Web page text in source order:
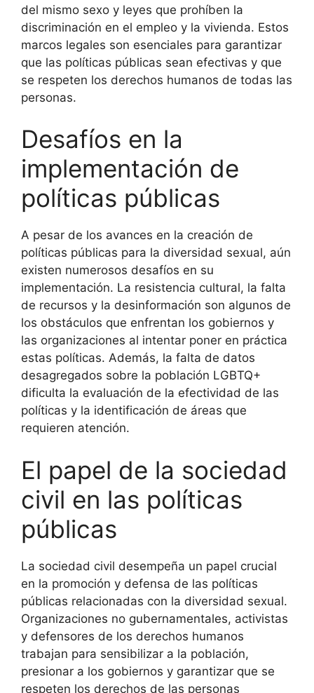
del mismo sexo y leyes que prohíben la
discriminación en el empleo y la vivienda. Estos
marcos legales son esenciales para garantizar
que las políticas públicas sean efectivas y que
se respeten los derechos humanos de todas las
personas.
Desafíos en la
implementación de
políticas públicas
A pesar de los avances en la creación de
políticas públicas para la diversidad sexual, aún
existen numerosos desafíos en su
implementación. La resistencia cultural, la falta
de recursos y la desinformación son algunos de
los obstáculos que enfrentan los gobiernos y
las organizaciones al intentar poner en práctica
estas políticas. Además, la falta de datos
desagregados sobre la población LGBTQ+
dificulta la evaluación de la efectividad de las
políticas y la identificación de áreas que
requieren atención.
El papel de la sociedad
civil en las políticas
públicas
La sociedad civil desempeña un papel crucial
en la promoción y defensa de las políticas
públicas relacionadas con la diversidad sexual.
Organizaciones no gubernamentales, activistas
y defensores de los derechos humanos
trabajan para sensibilizar a la población,
presionar a los gobiernos y garantizar que se
respeten los derechos de las personas